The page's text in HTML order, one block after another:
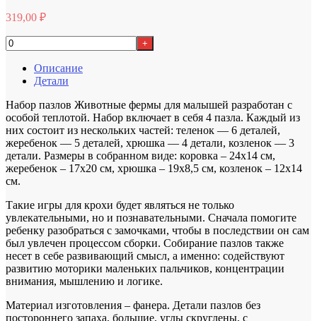
319,00 ₽
+
Описание
Детали
Набор пазлов Животные фермы для малышей разработан с
особой теплотой. Набор включает в себя 4 пазла. Каждый из
них состоит из нескольких частей: теленок — 6 деталей,
жеребенок — 5 деталей, хрюшка — 4 детали, козленок — 3
детали. Размеры в собранном виде: коровка – 24х14 см,
жеребенок – 17х20 см, хрюшка – 19х8,5 см, козленок – 12х14
см.
Такие игры для крохи будет являться не только
увлекательными, но и познавательными. Сначала помогите
ребенку разобраться с замочками, чтобы в последствии он сам
был увлечен процессом сборки. Собирание пазлов также
несет в себе развивающий смысл, а именно: содействуют
развитию моторики маленьких пальчиков, концентрации
внимания, мышлению и логике.
Материал изготовления – фанера. Детали пазлов без
постороннего запаха, большие, углы скруглены, с